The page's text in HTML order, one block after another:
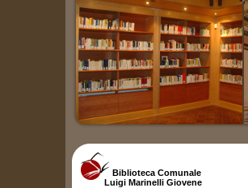
Biblioteca Comunale
Luigi Marinelli Giovene